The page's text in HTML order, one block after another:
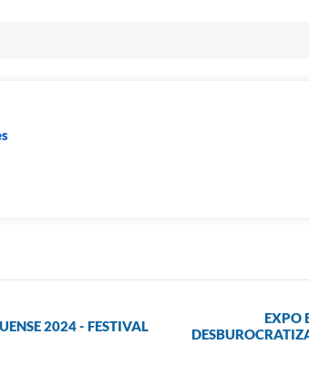
2024 - FESTIVAL
EXPO